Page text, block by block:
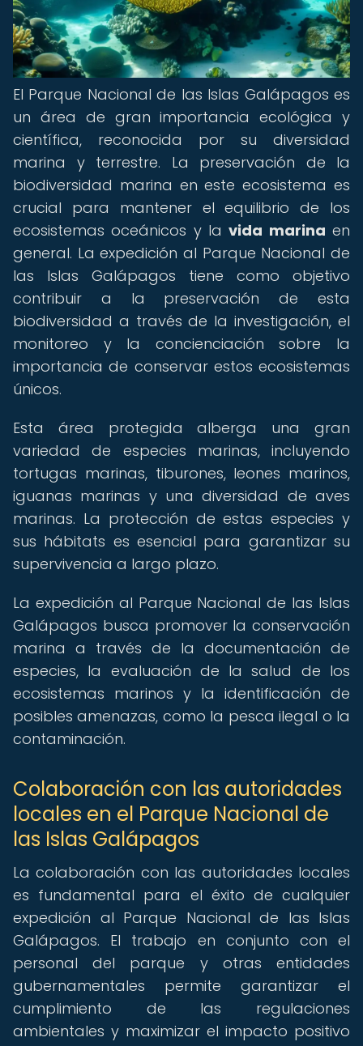
El Parque Nacional de las Islas Galápagos es
un área de gran importancia ecológica y
científica, reconocida por su diversidad
marina y terrestre. La preservación de la
biodiversidad marina en este ecosistema es
crucial para mantener el equilibrio de los
ecosistemas oceánicos y lavida marina en
general. La expedición al Parque Nacional de
las Islas Galápagos tiene como objetivo
contribuir a la preservación de esta
biodiversidad a través de la investigación, el
monitoreo y la concienciación sobre la
importancia de conservar estos ecosistemas
únicos.
Esta área protegida alberga una gran
variedad de especies marinas, incluyendo
tortugas marinas, tiburones, leones marinos,
iguanas marinas y una diversidad de aves
marinas. La protección de estas especies y
sus hábitats es esencial para garantizar su
supervivencia a largo plazo.
La expedición al Parque Nacional de las Islas
Galápagos busca promover la conservación
marina a través de la documentación de
especies, la evaluación de la salud de los
ecosistemas marinos y la identificación de
posibles amenazas, como la pesca ilegal o la
contaminación.
Colaboración con las autoridades
locales en el Parque Nacional de
las Islas Galápagos
La colaboración con las autoridades locales
es fundamental para el éxito de cualquier
expedición al Parque Nacional de las Islas
Galápagos. El trabajo en conjunto con el
personal del parque y otras entidades
gubernamentales permite garantizar el
cumplimiento de las regulaciones
ambientales y maximizar el impacto positivo